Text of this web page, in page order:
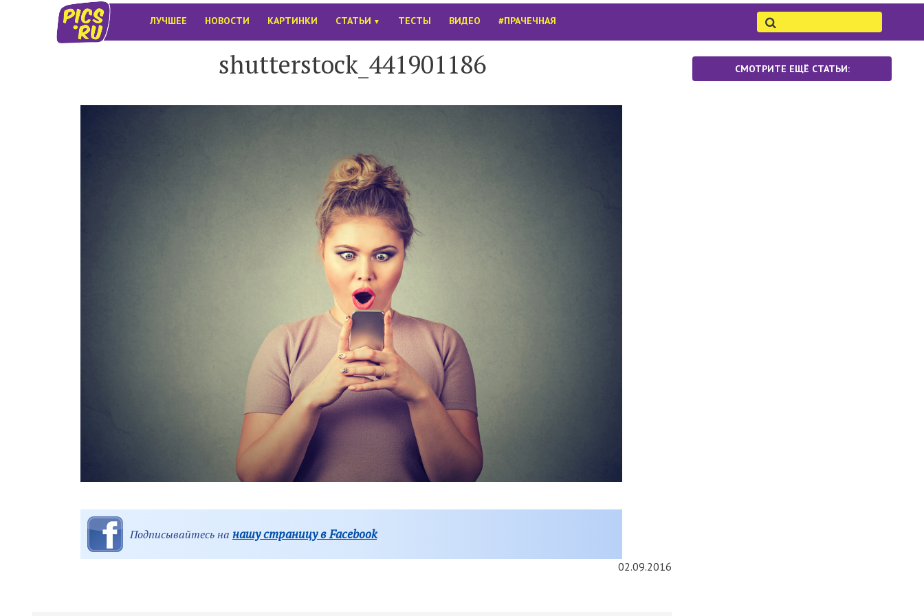
ЛУЧШЕЕ НОВОСТИ КАРТИНКИ СТАТЬИ ▼ ТЕСТЫ ВИДЕО #ПРАЧЕЧНАЯ
shutterstock_441901186
Подписывайтесь на нашу страницу в Facebook
02.09.2016
СМОТРИТЕ ЕЩЁ СТАТЬИ: